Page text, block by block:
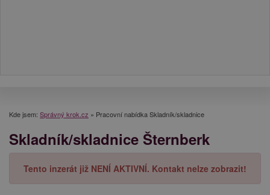
Kde jsem: Správný krok.cz » Pracovní nabídka Skladník/skladnice
Skladník/skladnice Šternberk
Tento inzerát již NENÍ AKTIVNÍ. Kontakt nelze zobrazit!